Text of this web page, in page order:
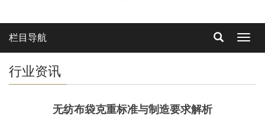
栏目导航
行业资讯
无纺布袋克重标准与制造要求解析